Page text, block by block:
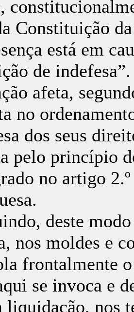
Constituição
está em
de indefesa”.
afeta,
no
dos seus
pelo princípio
no artigo
deste
nos moldes e
frontalmente
se invoca e
liquidação, nos